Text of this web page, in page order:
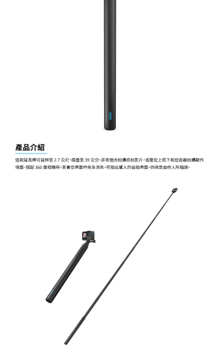
４．使用「AFTEE先享後付」時，將依據個別帳號之用戶狀況，依本公司即
時審查核予不同之上限額度；若仍有額度不足之情形，本公司將視審查結果
５．嚴禁一人註冊多個帳號或使用他人資訊註冊。若發現惡意使用之情形，
恩沛科技股份有限公司將有權停止該用戶之使用額度並採取法律行動。